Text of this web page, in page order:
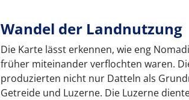
Wandel der Landnutzung
Die Karte lässt erkennen, wie eng
früher miteinander verflochten waren.
produzierten nicht nur Datteln als
Getreide und Luzerne. Die Luzerne